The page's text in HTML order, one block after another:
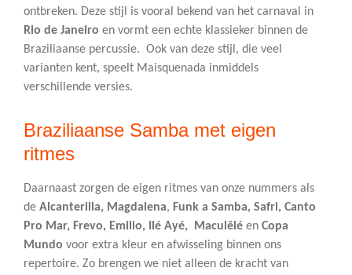
ontbreken. Deze stijl is vooral bekend van het carnaval in
Rio de Janeiro en vormt een echte klassieker binnen de
Braziliaanse percussie. Ook van deze stijl, die veel
varianten kent, speelt Maisquenada inmiddels
verschillende versies.
Braziliaanse Samba met eigen
ritmes
Daarnaast zorgen de eigen ritmes van onze nummers als
de Alcanterilla, Magdalena, Funk a Samba, Safri, Canto
Pro Mar, Frevo, Emilio, Ilé Ayé,
Maculêlé en Copa
Mundo voor extra kleur en afwisseling binnen ons
repertoire. Zo brengen we niet alleen de kracht van